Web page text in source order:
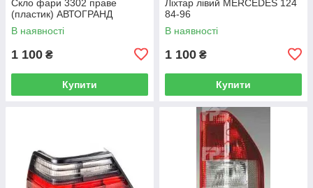
Скло фари 3302 праве
(пластик) АВТОГРАНД
В наявності
1 100 ₴
Купити
Ліхтар лівий MERCEDES 124
84-96
В наявності
1 100 ₴
Купити